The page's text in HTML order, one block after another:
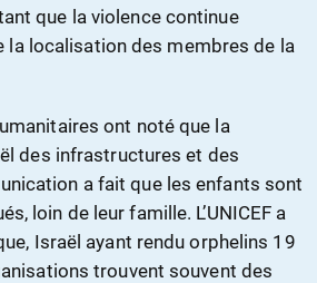
que la violence continue
la localisation des membres de la
ont noté que la
des infrastructures et des
a fait que les enfants sont
loin de leur famille. L’UNICEF a
Israël ayant rendu orphelins 19
trouvent souvent des